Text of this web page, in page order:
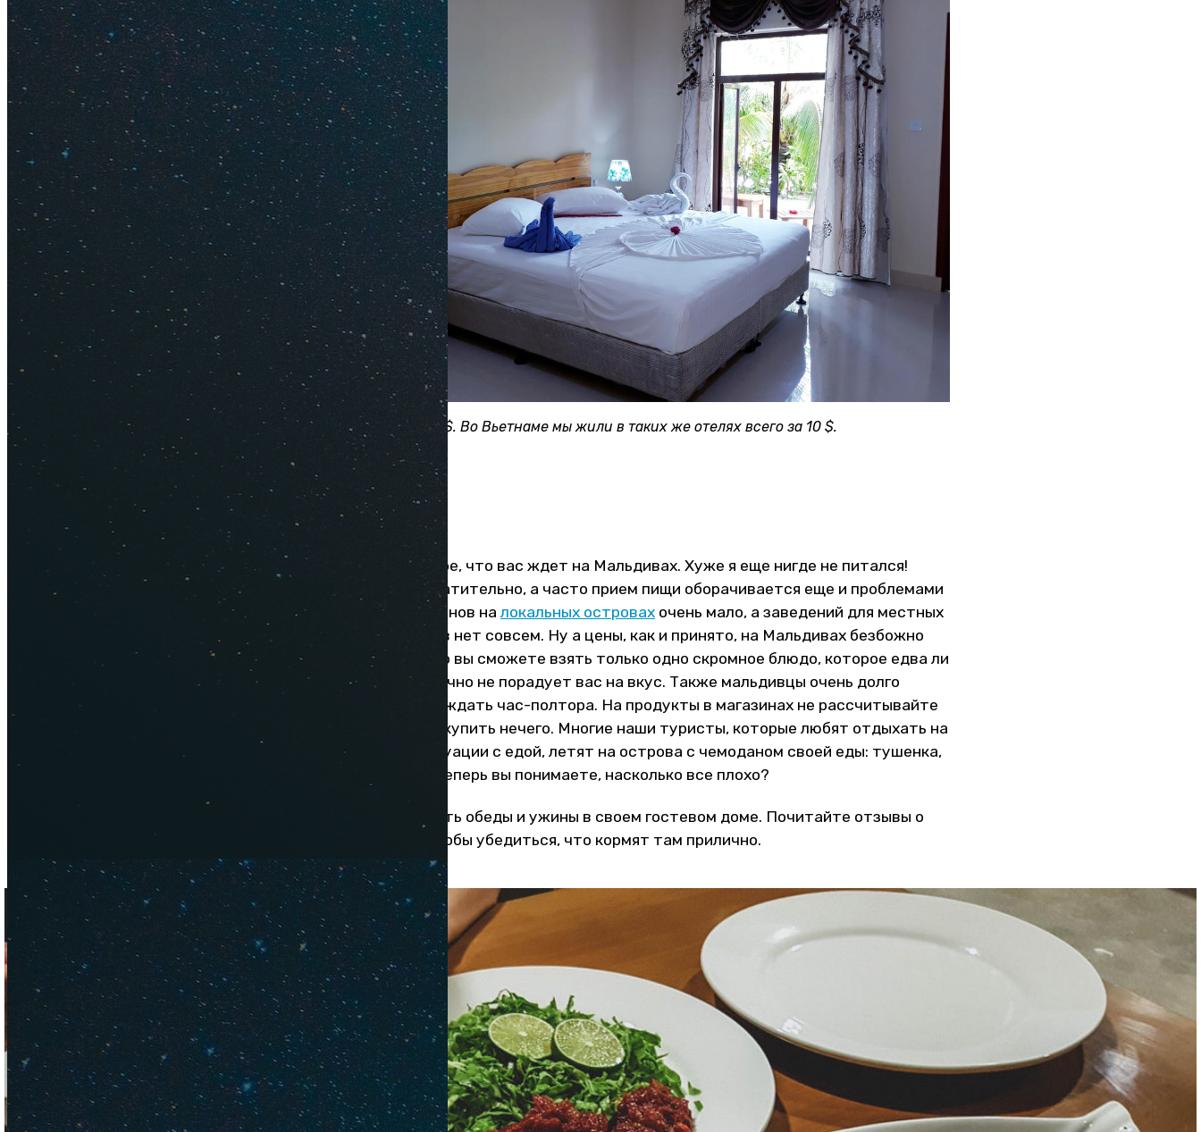
Наш отель Sunrise Inn за 50 $. Во Вьетнаме мы жили в таких же отелях всего за 10 $.
2. Плохая еда
Еда — это самая печальное, что вас ждет на Мальдивах. Хуже я еще нигде не питался!
Готовят они просто отвратительно, а часто прием пищи оборачивается еще и проблемами
с пищеварением. Ресторанов налокальных островах очень мало, а заведений для местных
на большинстве островов нет совсем. Ну а цены, как и принято, на Мальдивах безбожно
задраны. За 10 $ на одного вы сможете взять только одно скромное блюдо, которое едва ли
утолит ваш голод и уж точно не порадует вас на вкус. Также мальдивцы очень долго
готовят — вы можете прождать час-полтора. На продукты в магазинах не рассчитывайте
— ассортимент скудный, купить нечего. Многие наши туристы, которые любят отдыхать на
Мальдивах и знают о ситуации с едой, летят на острова с чемоданом своей еды: тушенка,
гречка, рис и так далее. Теперь вы понимаете, насколько все плохо?
Выгоднее всего заказывать обеды и ужины в своем гостевом доме. Почитайте отзывы о
питании в этом отеле, чтобы убедиться, что кормят там прилично.